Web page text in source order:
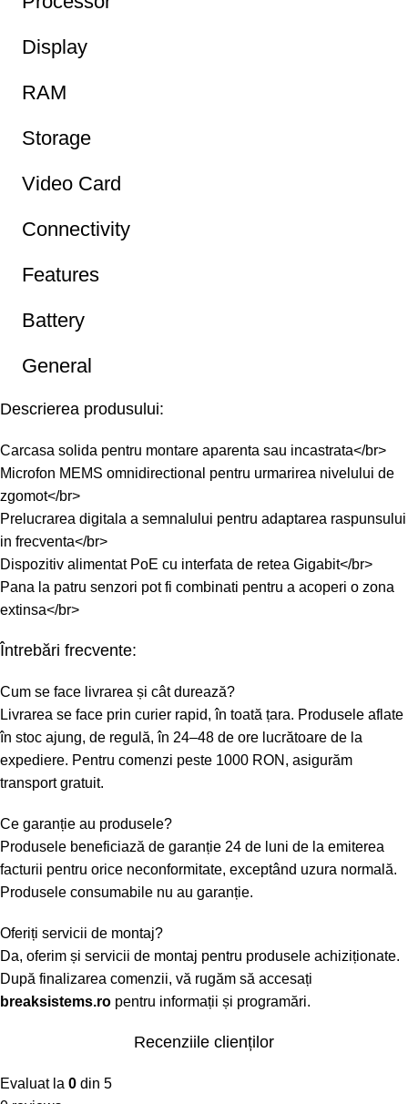
Display
RAM
Storage
Video Card
Connectivity
Features
Battery
General
Descrierea produsului:
Carcasa solida pentru montare aparenta sau incastrata</br>
Microfon MEMS omnidirectional pentru urmarirea nivelului de
zgomot</br>
Prelucrarea digitala a semnalului pentru adaptarea raspunsului
in frecventa</br>
Dispozitiv alimentat PoE cu interfata de retea Gigabit</br>
Pana la patru senzori pot fi combinati pentru a acoperi o zona
extinsa</br>
Întrebări frecvente:
Cum se face livrarea și cât durează?
Livrarea se face prin curier rapid, în toată țara. Produsele aflate
în stoc ajung, de regulă, în 24–48 de ore lucrătoare de la
expediere. Pentru comenzi peste 1000 RON, asigurăm
transport gratuit.
Ce garanție au produsele?
Produsele beneficiază de garanție 24 de luni de la emiterea
facturii pentru orice neconformitate, exceptând uzura normală.
Produsele consumabile nu au garanție.
Oferiți servicii de montaj?
Da, oferim și servicii de montaj pentru produsele achiziționate.
După finalizarea comenzii, vă rugăm să accesați
breaksistems.ro pentru informații și programări.
Recenziile clienților
Evaluat la 0 din 5